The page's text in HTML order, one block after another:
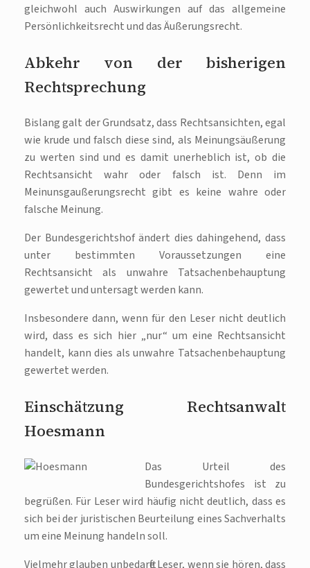
gleichwohl auch Auswirkungen auf das allgemeine
Persönlichkeitsrecht und das Äußerungsrecht.
Abkehr von der bisherigen
Rechtsprechung
Bislang galt der Grundsatz, dass Rechtsansichten, egal
wie krude und falsch diese sind, als Meinungsäußerung
zu werten sind und es damit unerheblich ist, ob die
Rechtsansicht wahr oder falsch ist. Denn im
Meinunsgaußerungsrecht gibt es keine wahre oder
falsche Meinung.
Der Bundesgerichtshof ändert dies dahingehend, dass
unter bestimmten Voraussetzungen eine
Rechtsansicht als unwahre Tatsachenbehauptung
gewertet und untersagt werden kann.
Insbesondere dann, wenn für den Leser nicht deutlich
wird, dass es sich hier „nur“ um eine Rechtsansicht
handelt, kann dies als unwahre Tatsachenbehauptung
gewertet werden.
Einschätzung Rechtsanwalt
Hoesmann
Das Urteil des
Bundesgerichtshofes ist zu
begrüßen. Für Leser wird häufig nicht deutlich, dass es
sich bei der juristischen Beurteilung eines Sachverhalts
um eine Meinung handeln soll.
Vielmehr glauben unbedarfte Leser, wenn sie hören, dass